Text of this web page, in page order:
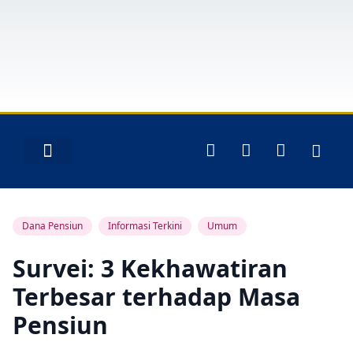
Dana Pensiun Informasi Terkini Umum
Survei: 3 Kekhawatiran
Terbesar terhadap Masa
Pensiun